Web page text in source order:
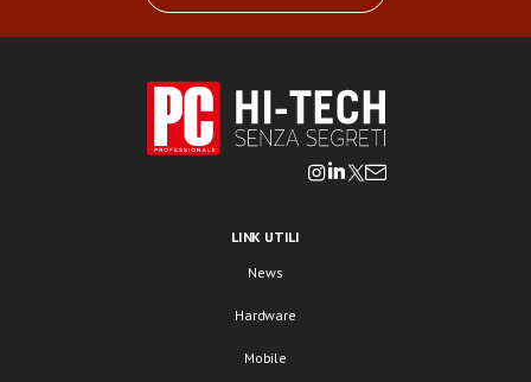
LINK UTILI
News
Hardware
Mobile